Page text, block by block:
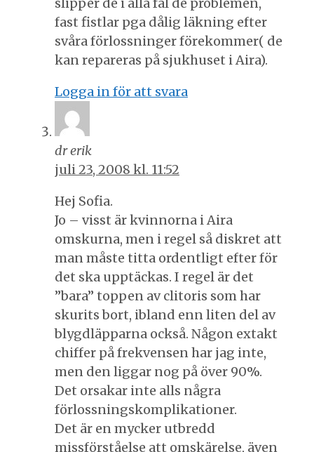
fast fistlar pga dålig läkning efter
svåra förlossninger förekommer( de
kan repareras på sjukhuset i Aira).
Logga in för att svara
dr erik
juli 23, 2008 kl. 11:52
Hej Sofia.
Jo – visst är kvinnorna i Aira
omskurna, men i regel så diskret att
man måste titta ordentligt efter för
det ska upptäckas. I regel är det
”bara” toppen av clitoris som har
skurits bort, ibland enn liten del av
blygdläpparna också. Någon extakt
chiffer på frekvensen har jag inte,
men den liggar nog på över 90%.
Det orsakar inte alls några
förlossningskomplikationer.
Det är en mycker utbredd
missförståelse att omskärelse, även